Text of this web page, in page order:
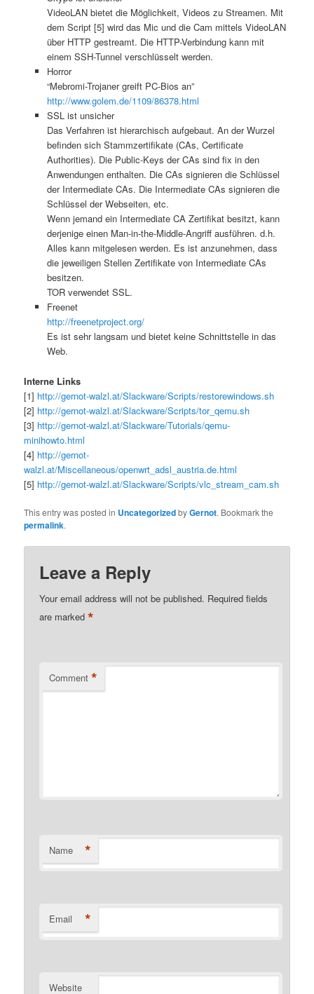
VideoLAN bietet die Möglichkeit, Videos zu Streamen. Mit
dem Script [5] wird das Mic und die Cam mittels VideoLAN
über HTTP gestreamt. Die HTTP-Verbindung kann mit
einem SSH-Tunnel verschlüsselt werden.
Horror
“Mebromi-Trojaner greift PC-Bios an”
http://www.golem.de/1109/86378.html
SSL ist unsicher
Das Verfahren ist hierarchisch aufgebaut. An der Wurzel
befinden sich Stammzertifikate (CAs, Certificate
Authorities). Die Public-Keys der CAs sind fix in den
Anwendungen enthalten. Die CAs signieren die Schlüssel
der Intermediate CAs. Die Intermediate CAs signieren die
Schlüssel der Webseiten, etc.
Wenn jemand ein Intermediate CA Zertifikat besitzt, kann
derjenige einen Man-in-the-Middle-Angriff ausführen. d.h.
Alles kann mitgelesen werden. Es ist anzunehmen, dass
die jeweiligen Stellen Zertifikate von Intermediate CAs
besitzen.
TOR verwendet SSL.
Freenet
http://freenetproject.org/
Es ist sehr langsam und bietet keine Schnittstelle in das
Web.
Interne Links
[1] http://gernot-walzl.at/Slackware/Scripts/restorewindows.sh
[2] http://gernot-walzl.at/Slackware/Scripts/tor_qemu.sh
[3] http://gernot-walzl.at/Slackware/Tutorials/qemu-
minihowto.html
[4] http://gernot-
walzl.at/Miscellaneous/openwrt_adsl_austria.de.html
[5] http://gernot-walzl.at/Slackware/Scripts/vlc_stream_cam.sh
This entry was posted in UncategorizedbyGernot. Bookmark the
permalink.
Leave a Reply
Your email address will not be published. Required fields
are marked*
Comment *
Name *
Email *
Website